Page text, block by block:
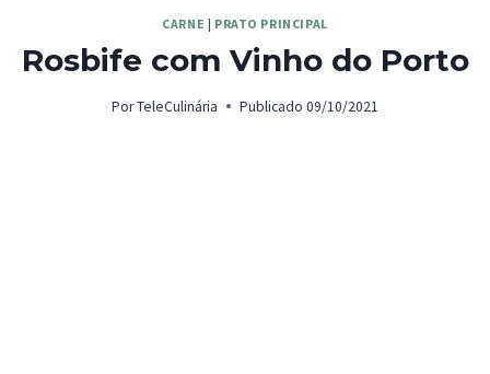
CARNE | PRATO PRINCIPAL
Rosbife com Vinho do Porto
PorTeleCulinária Publicado 09/10/2021